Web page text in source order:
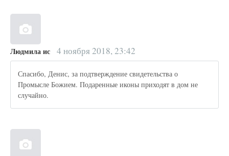
Людмила ис 4 ноября 2018, 23:42
Спасибо, Денис, за подтверждение свидетельства о
Промысле Божием. Подаренные иконы приходят в дом не
случайно.